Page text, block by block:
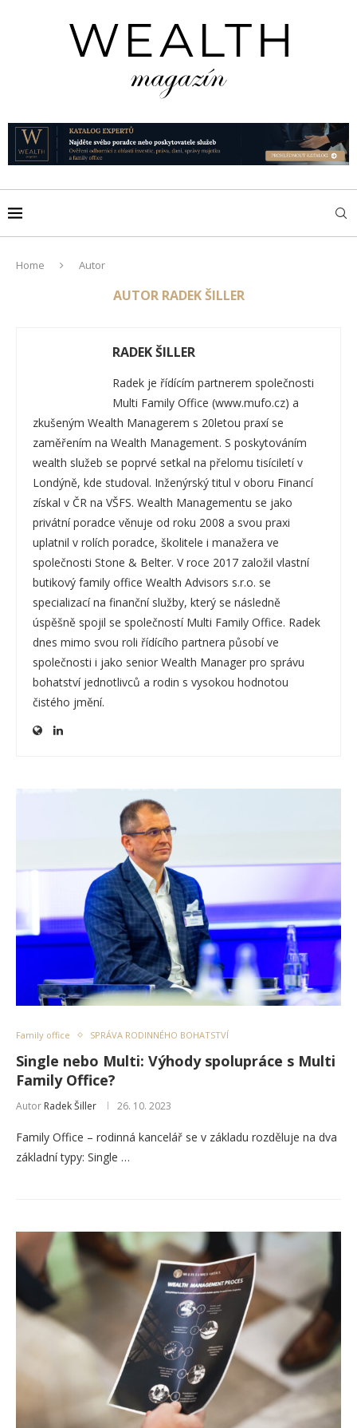
Home Autor
AUTOR RADEK ŠILLER
RADEK ŠILLER
Radek je řídícím partnerem společnosti
Multi Family Office (www.mufo.cz) a
zkušeným Wealth Managerem s 20letou praxí se
zaměřením na Wealth Management. S poskytováním
wealth služeb se poprvé setkal na přelomu tisíciletí v
Londýně, kde studoval. Inženýrský titul v oboru Financí
získal v ČR na VŠFS. Wealth Managementu se jako
privátní poradce věnuje od roku 2008 a svou praxi
uplatnil v rolích poradce, školitele i manažera ve
společnosti Stone & Belter. V roce 2017 založil vlastní
butikový family office Wealth Advisors s.r.o. se
specializací na finanční služby, který se následně
úspěšně spojil se společností Multi Family Office. Radek
dnes mimo svou roli řídícího partnera působí ve
společnosti i jako senior Wealth Manager pro správu
bohatství jednotlivců a rodin s vysokou hodnotou
čistého jmění.
Family office SPRÁVA RODINNÉHO BOHATSTVÍ
Single nebo Multi: Výhody spolupráce s Multi
Family Office?
Autor Radek Šiller 26. 10. 2023
Family Office – rodinná kancelář se v základu rozděluje na dva
základní typy: Single …